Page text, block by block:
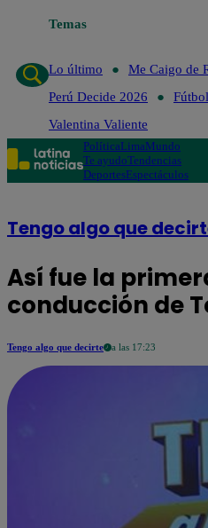
Temas
Lo último
Me Caigo de
Perú Decide 2026
Valentina Valiente
PolíticaLimaMundo
Te ayudoTendencias
DeportesEspectáculos
Tengo algo que
Así fue la
conducción de
Tengo algo que decirte a las 17:23